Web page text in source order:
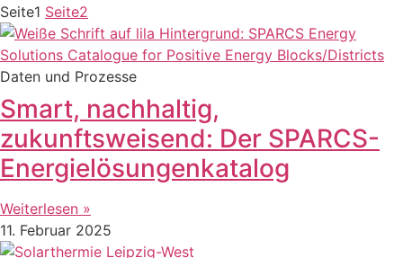
Seite1 Seite2
Daten und Prozesse
Smart, nachhaltig,
zukunftsweisend: Der SPARCS-
Energielösungenkatalog
Weiterlesen »
11. Februar 2025